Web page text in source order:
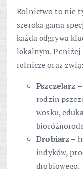
Rolnictwo to nie
szeroka gama
każda odgrywa
lokalnym. Poniżej
rolnicze oraz
Pszczelarz
rodzin
wosku,
Drobiarz–
indyków,
drobiowego.